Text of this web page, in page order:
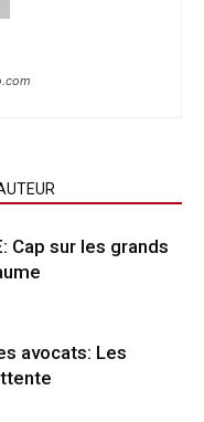
Cap sur les grands
avocats: Les